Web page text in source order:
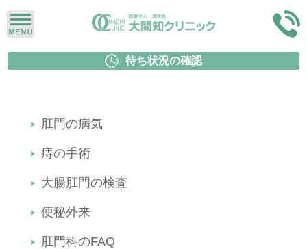
待ち状況の確認
肛門の病気
痔の手術
大腸肛門の検査
便秘外来
肛門科のFAQ